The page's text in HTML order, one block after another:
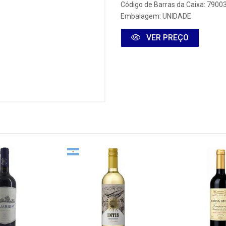
Código de Barras da Caixa:
Embalagem: UNIDADE
VER PREÇO